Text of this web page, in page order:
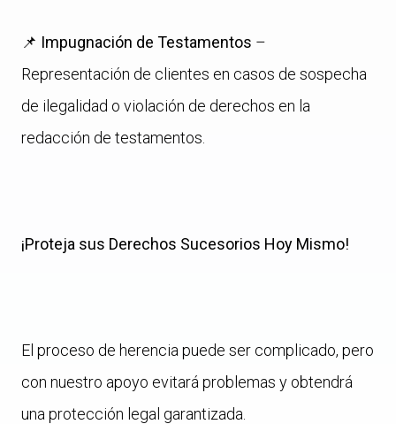
📌 Impugnación de Testamentos –
Representación de clientes en casos de sospecha
de ilegalidad o violación de derechos en la
redacción de testamentos.
¡Proteja sus Derechos Sucesorios Hoy Mismo!
El proceso de herencia puede ser complicado, pero
con nuestro apoyo evitará problemas y obtendrá
una protección legal garantizada.